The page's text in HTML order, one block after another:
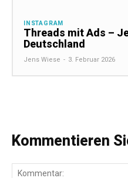
INSTAGRAM
Threads mit Ads –
Deutschland
Jens Wiese - 3. Februar 2026
Kommentieren